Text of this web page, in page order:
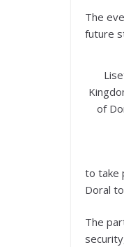
The
future
of
to take
Doral
The